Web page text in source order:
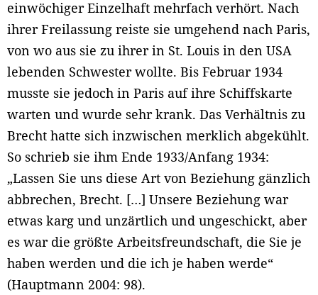
einwöchiger Einzelhaft mehrfach verhört. Nach
ihrer Freilassung reiste sie umgehend nach Paris,
von wo aus sie zu ihrer in St. Louis in den USA
lebenden Schwester wollte. Bis Februar 1934
musste sie jedoch in Paris auf ihre Schiffskarte
warten und wurde sehr krank. Das Verhältnis zu
Brecht hatte sich inzwischen merklich abgekühlt.
So schrieb sie ihm Ende 1933/Anfang 1934:
„Lassen Sie uns diese Art von Beziehung gänzlich
abbrechen, Brecht. […] Unsere Beziehung war
etwas karg und unzärtlich und ungeschickt, aber
es war die größte Arbeitsfreundschaft, die Sie je
haben werden und die ich je haben werde“
(Hauptmann 2004: 98).